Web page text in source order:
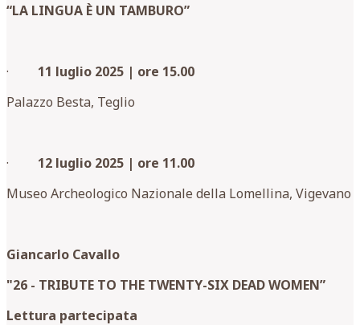
“LA LINGUA È UN TAMBURO”
· 11 luglio 2025 | ore 15.00
Palazzo Besta, Teglio
· 12 luglio 2025 | ore 11.00
Museo Archeologico Nazionale della Lomellina, Vigevano
Giancarlo Cavallo
"26 - TRIBUTE TO THE TWENTY-SIX DEAD WOMEN”
Lettura partecipata